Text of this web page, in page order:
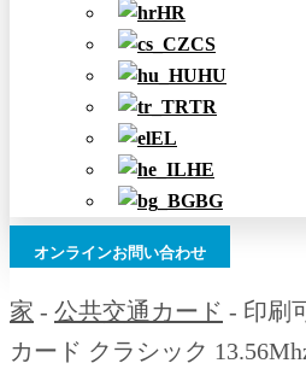
HR
CS
HU
TR
EL
HE
BG
オンラインお問い合わせ
家 - 公共交通カード - 印刷
カード クラシック